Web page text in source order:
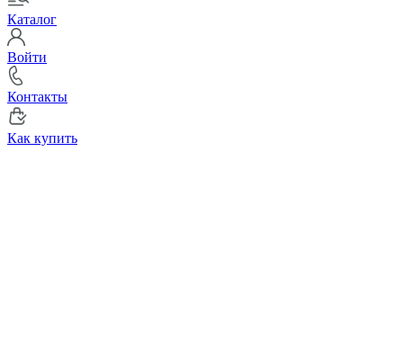
Каталог
Войти
Контакты
Как купить